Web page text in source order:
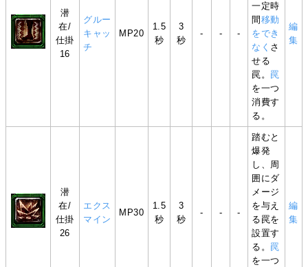
潜
在/
仕掛
16
グルー
キャッ
チ
MP20
1.5
秒
3
秒
- - -
一定時
間 移動
をでき
なく さ
せる
罠。 罠
を一つ
消費す
る。
編
集
潜
在/
仕掛
26
エクス
マイン
MP30
1.5
秒
3
秒
- - -
踏むと
爆発
し、周
囲にダ
メージ
を与え
る罠を
設置す
る。 罠
を一つ
編
集